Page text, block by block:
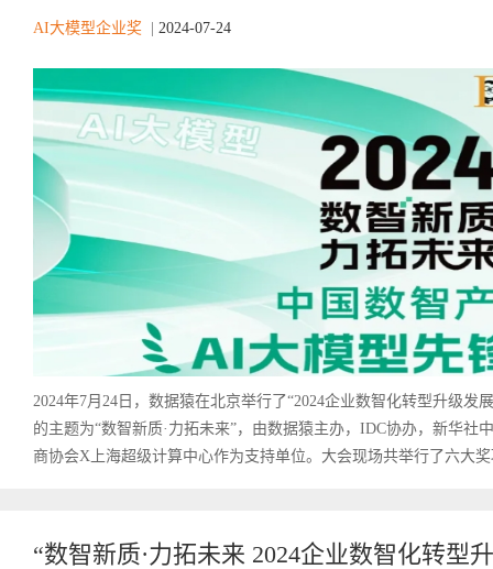
AI大模型企业奖 2024-07-24
2024年7月24日，数据猿在北京举行了“2024企业数智化转型升级
的主题为“数智新质·力拓未来”，由数据猿主办，IDC协办，新华社
商协会X上海超级计算中心作为支持单位。大会现场共举行了六大
“数智新质·力拓未来 2024企业数智化转